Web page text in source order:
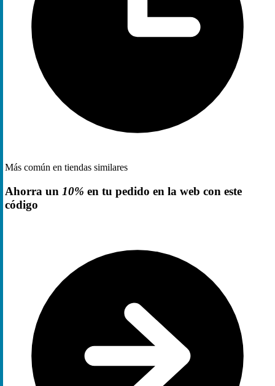
Más común en tiendas similares
Ahorra un 10% en tu pedido en la web con este
código